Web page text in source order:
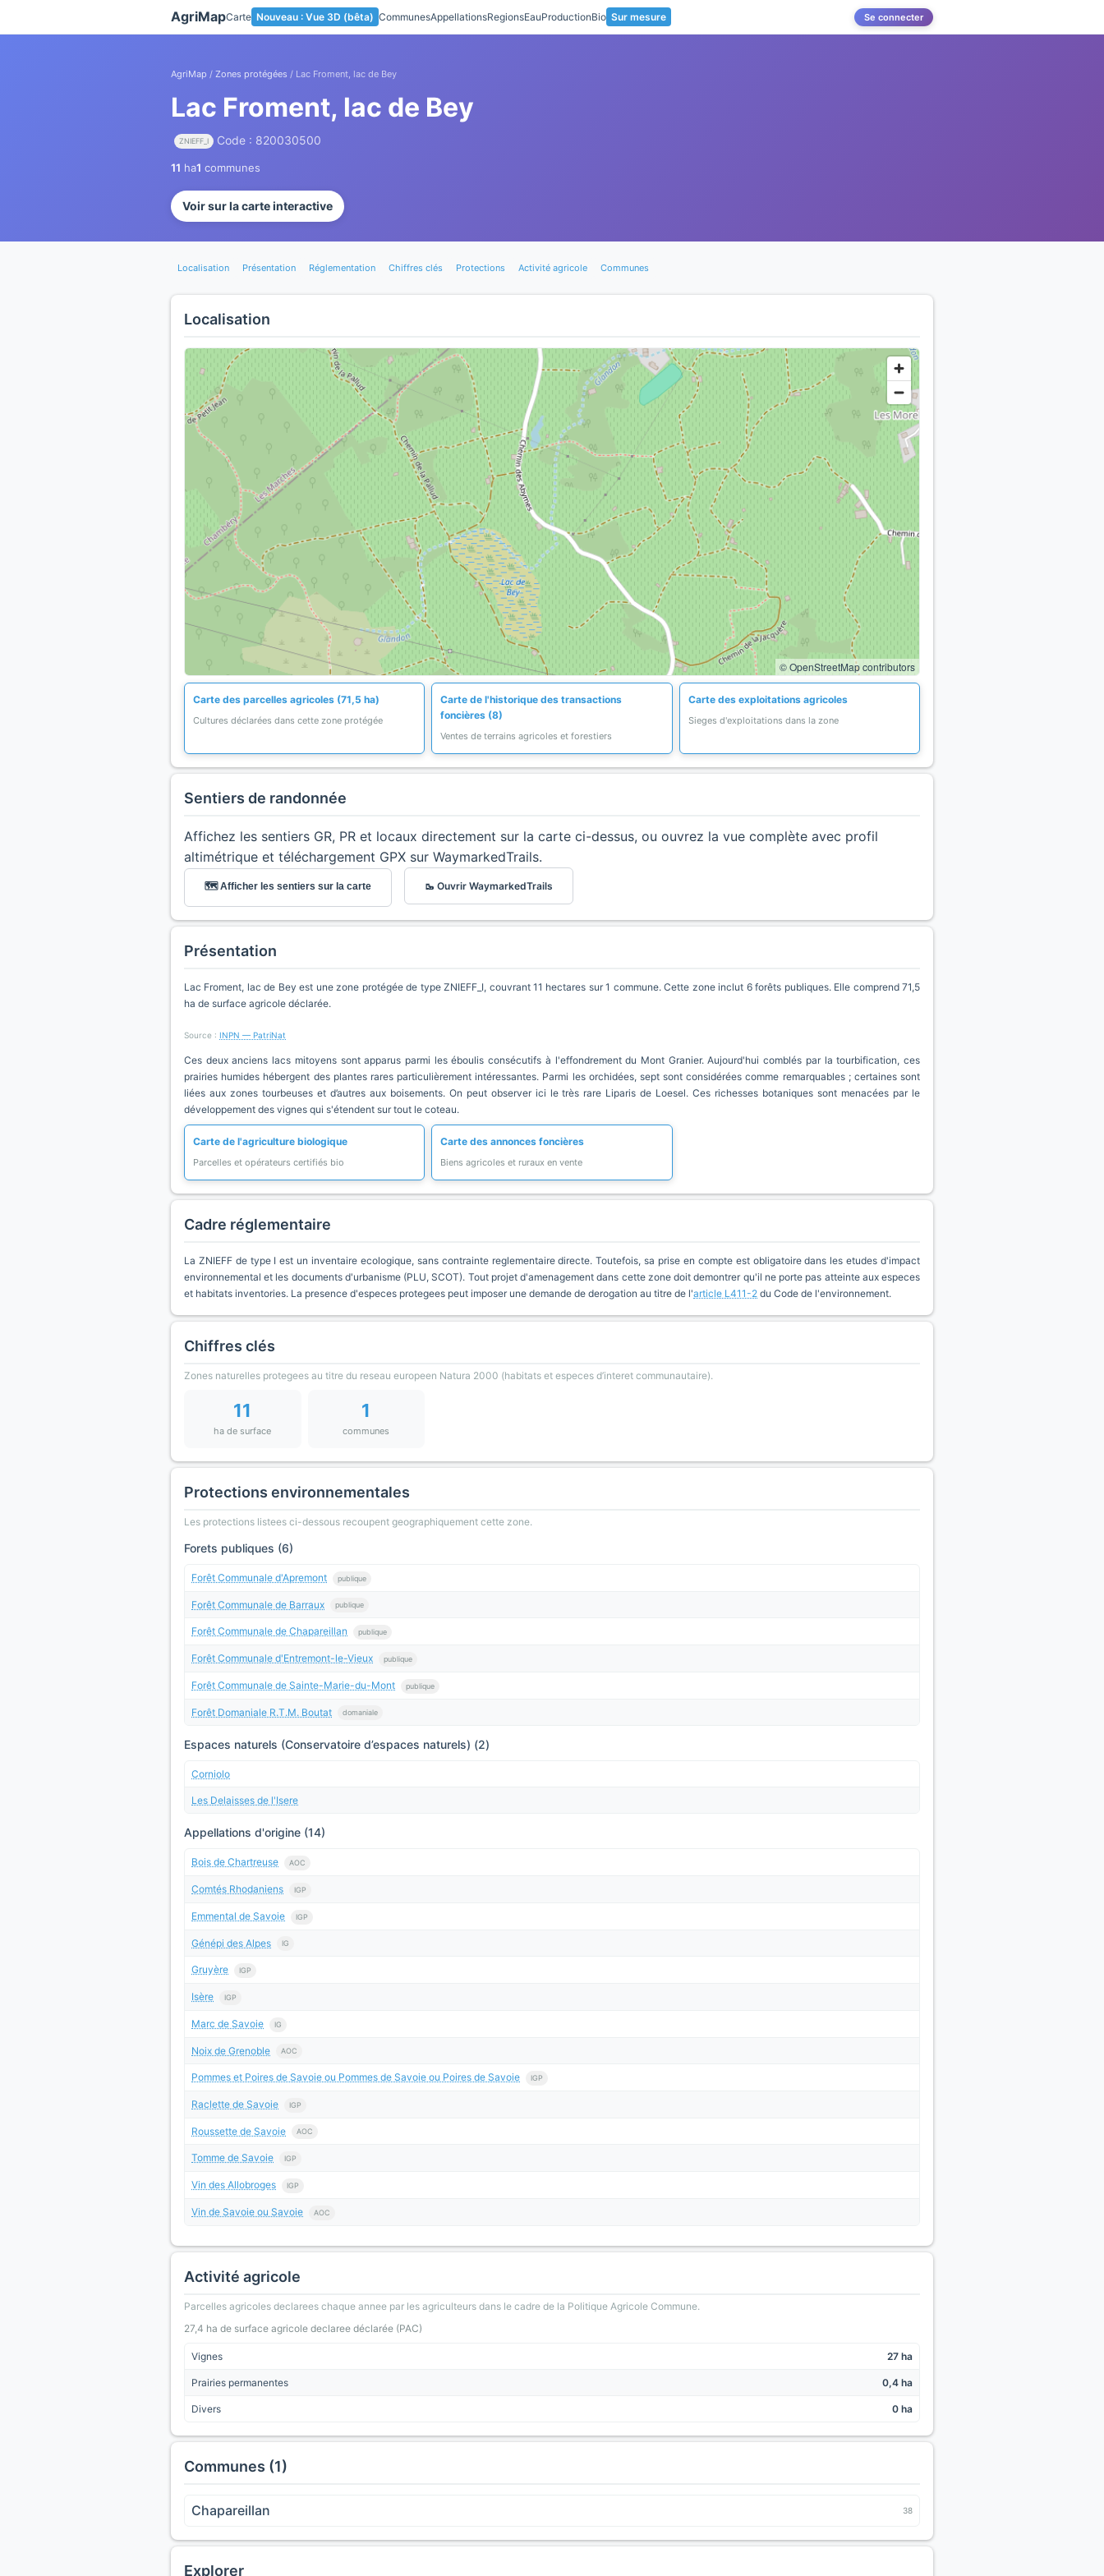
AgriMapCarte Nouveau : Vue 3D (bêta) CommunesAppellationsRegionsEauProductionBio Sur mesure Se connecter
AgriMap / Zones protégées / Lac Froment, lac de Bey
Lac Froment, lac de Bey
ZNIEFF_I Code : 820030500
11 ha1 communes
Voir sur la carte interactive
Localisation Présentation Réglementation Chiffres clés Protections Activité agricole Communes
Localisation
© OpenStreetMap contributors
Carte des parcelles agricoles (71,5 ha)
Cultures déclarées dans cette zone protégée
Carte de l'historique des transactions
foncières (8)
Ventes de terrains agricoles et forestiers
Carte des exploitations agricoles
Sieges d'exploitations dans la zone
Sentiers de randonnée
Affichez les sentiers GR, PR et locaux directement sur la carte ci-dessus, ou ouvrez la vue complète avec profil
altimétrique et téléchargement GPX sur WaymarkedTrails.
🗺️ Afficher les sentiers sur la carte 🥾 Ouvrir WaymarkedTrails
Présentation
Lac Froment, lac de Bey est une zone protégée de type ZNIEFF_I, couvrant 11 hectares sur 1 commune. Cette zone inclut 6 forêts publiques. Elle comprend 71,5
ha de surface agricole déclarée.
Source : INPN — PatriNat
Ces deux anciens lacs mitoyens sont apparus parmi les éboulis consécutifs à l'effondrement du Mont Granier. Aujourd'hui comblés par la tourbification, ces
prairies humides hébergent des plantes rares particulièrement intéressantes. Parmi les orchidées, sept sont considérées comme remarquables ; certaines sont
liées aux zones tourbeuses et d’autres aux boisements. On peut observer ici le très rare Liparis de Loesel. Ces richesses botaniques sont menacées par le
développement des vignes qui s'étendent sur tout le coteau.
Carte de l'agriculture biologique
Parcelles et opérateurs certifiés bio
Carte des annonces foncières
Biens agricoles et ruraux en vente
Cadre réglementaire
La ZNIEFF de type I est un inventaire ecologique, sans contrainte reglementaire directe. Toutefois, sa prise en compte est obligatoire dans les etudes d'impact
environnemental et les documents d'urbanisme (PLU, SCOT). Tout projet d'amenagement dans cette zone doit demontrer qu'il ne porte pas atteinte aux especes
et habitats inventories. La presence d'especes protegees peut imposer une demande de derogation au titre de l'article L411-2 du Code de l'environnement.
Chiffres clés
Zones naturelles protegees au titre du reseau europeen Natura 2000 (habitats et especes d’interet communautaire).
11
ha de surface
1
communes
Protections environnementales
Les protections listees ci-dessous recoupent geographiquement cette zone.
Forets publiques (6)
Forêt Communale d'Apremont publique
Forêt Communale de Barraux publique
Forêt Communale de Chapareillan publique
Forêt Communale d'Entremont-le-Vieux publique
Forêt Communale de Sainte-Marie-du-Mont publique
Forêt Domaniale R.T.M. Boutat domaniale
Espaces naturels (Conservatoire d’espaces naturels) (2)
Corniolo
Les Delaisses de l'Isere
Appellations d'origine (14)
Bois de Chartreuse AOC
Comtés Rhodaniens IGP
Emmental de Savoie IGP
Génépi des Alpes IG
Gruyère IGP
Isère IGP
Marc de Savoie IG
Noix de Grenoble AOC
Pommes et Poires de Savoie ou Pommes de Savoie ou Poires de Savoie IGP
Raclette de Savoie IGP
Roussette de Savoie AOC
Tomme de Savoie IGP
Vin des Allobroges IGP
Vin de Savoie ou Savoie AOC
Activité agricole
Parcelles agricoles declarees chaque annee par les agriculteurs dans le cadre de la Politique Agricole Commune.
27,4 ha de surface agricole declaree déclarée (PAC)
Vignes 27 ha
Prairies permanentes 0,4 ha
Divers 0 ha
Communes (1)
Chapareillan 38
Explorer
Panneau de gestion des cookies